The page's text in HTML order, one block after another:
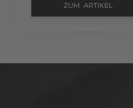
ZUM ARTIKEL